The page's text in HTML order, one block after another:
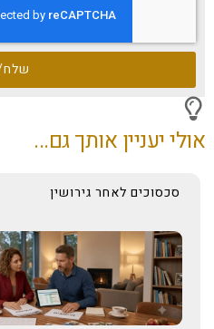
שלח/י
אולי יעניין אותך גם...
סכסוכים לאחר גירושין